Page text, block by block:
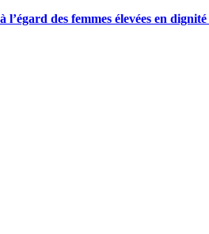
des femmes élevées en